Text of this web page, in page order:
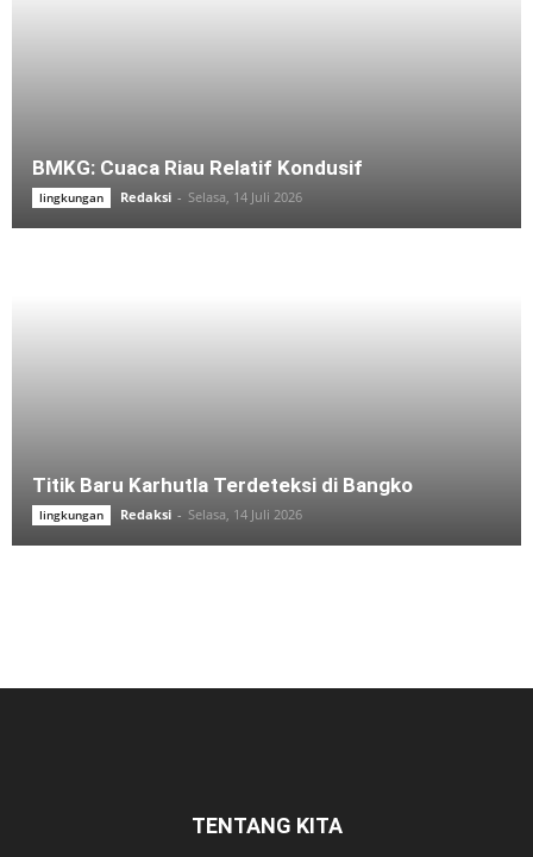
BMKG: Cuaca Riau Relatif Kondusif
lingkungan Redaksi - Selasa, 14 Juli 2026
Titik Baru Karhutla Terdeteksi di Bangko
lingkungan Redaksi - Selasa, 14 Juli 2026
TENTANG KITA